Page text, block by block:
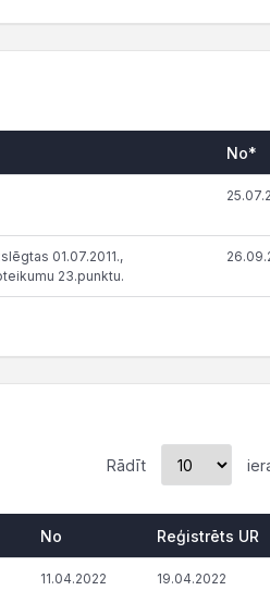
No*
01.07.2011.,
23.punktu.
Rādīt
No Reģistrēts UR
11.04.2022 19.04.2022